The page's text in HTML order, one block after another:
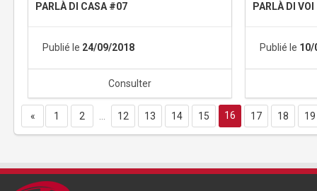
PARLÀ DI CASA #07
Publié le 24/09/2018
Consulter
PARLÀ DI VOI
Publié le 10/
« 1 2 12 13 14 15 16 17 18 19